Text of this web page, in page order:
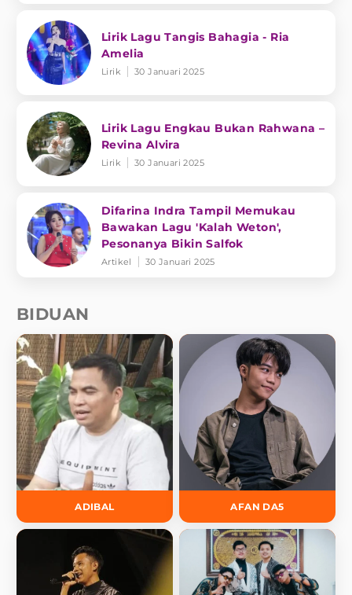
Lirik Lagu Tangis Bahagia - Ria
Amelia
Lirik 30 Januari 2025
Lirik Lagu Engkau Bukan Rahwana –
Revina Alvira
Lirik 30 Januari 2025
Difarina Indra Tampil Memukau
Bawakan Lagu 'Kalah Weton',
Pesonanya Bikin Salfok
Artikel 30 Januari 2025
BIDUAN
ADIBAL AFAN DA5